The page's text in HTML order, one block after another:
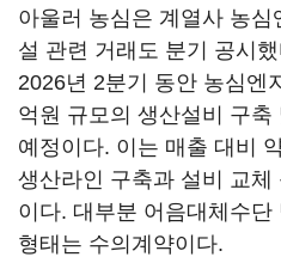
아울러 농심은 계열사 농심
설 관련 거래도 분기 공시
2026년 2분기 동안 농심엔
억원 규모의 생산설비 구
예정이다. 이는 매출 대비
생산라인 구축과 설비 교
이다. 대부분 어음대체수
형태는 수의계약이다.